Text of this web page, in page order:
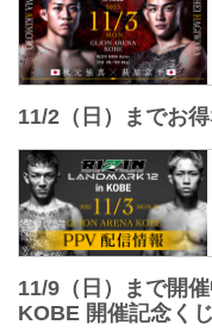
11/2（日）までお
11/9（日）まで開
KOBE 開催記念くじ